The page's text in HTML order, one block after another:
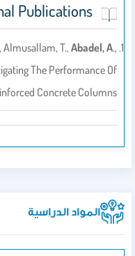
Publications
Almusallam, T., Abadel, A.,
The Performance Of
Concrete Columns:…
المواد الدراسية